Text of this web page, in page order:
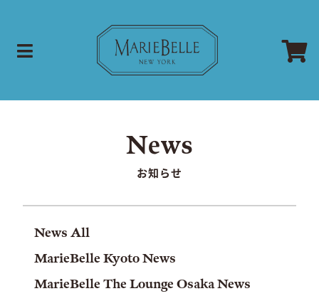
お知らせ
News All
MarieBelle Kyoto News
MarieBelle The Lounge Osaka News